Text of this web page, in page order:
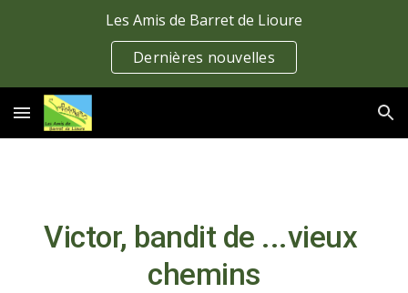
Les Amis de Barret de Lioure
Dernières nouvelles
Victor, bandit de ...vieux
chemins